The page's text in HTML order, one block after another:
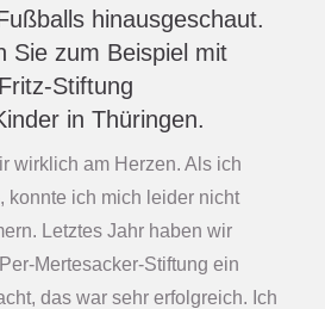
hinausgeschaut.
Sie zum Beispiel mit
Stiftung
in Thüringen.
wirklich am Herzen. Als ich
konnte ich mich leider nicht
Letztes Jahr haben wir
Mertesacker-Stiftung ein
das war sehr erfolgreich. Ich